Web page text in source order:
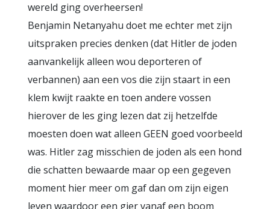
wereld ging overheersen!
Benjamin Netanyahu doet me echter met zijn
uitspraken precies denken (dat Hitler de joden
aanvankelijk alleen wou deporteren of
verbannen) aan een vos die zijn staart in een
klem kwijt raakte en toen andere vossen
hierover de les ging lezen dat zij hetzelfde
moesten doen wat alleen GEEN goed voorbeeld
was. Hitler zag misschien de joden als een hond
die schatten bewaarde maar op een gegeven
moment hier meer om gaf dan om zijn eigen
leven waardoor een gier vanaf een boom